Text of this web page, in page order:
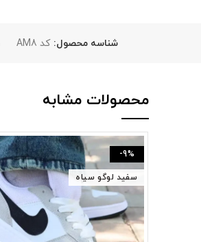
شناسه محصول: کد AM8
محصولات مشابه
-9%
سفید لوگو سیاه